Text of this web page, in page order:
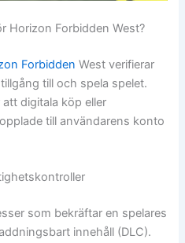
Horizon Forbidden West?
Forbidden West verifierar
till och spela spelet.
digitala köp eller
till användarens konto
som bekräftar en spelares
innehåll (DLC).